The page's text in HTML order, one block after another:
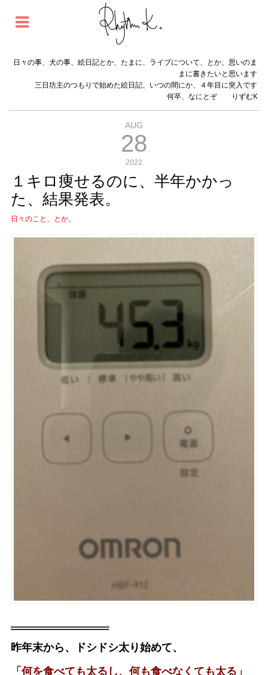
日々の事、犬の事、絵日記とか、たまに、ライブについて、とか、思いのま
まに書きたいと思います
三日坊主のつもりで始めた絵日記、いつの間にか、４年目に突入です
何卒、なにとぞ りずむK
AUG
28
2022
１キロ痩せるのに、半年かかっ
た、結果発表。
日々のこと、とか。
昨年末から、ドシドシ太り始めて、
「何を食べても太るし、何も食べなくても太る」